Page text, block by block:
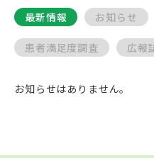
最新情報 お知らせ
患者満足度調査 広報
お知らせはありません。